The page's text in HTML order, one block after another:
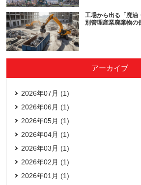
工場から出る「廃油
別管理産業廃棄物の
アーカイブ
2026年07月 (1)
2026年06月 (1)
2026年05月 (1)
2026年04月 (1)
2026年03月 (1)
2026年02月 (1)
2026年01月 (1)